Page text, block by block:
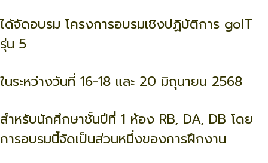
ได้จัดอบรม โครงการอบรมเชิงปฏิบัติการ goIT
รุ่น 5
ในระหว่างวันที่ 16-18 และ 20 มิถุนายน 2568
สำหรับนักศึกษาชั้นปีที่ 1 ห้อง RB, DA, DB โดย
การอบรมนี้จัดเป็นส่วนหนึ่งของการฝึกงาน